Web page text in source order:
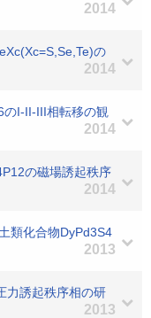
2014
の
2014
I-II-III相転移の観
2014
の磁場誘起秩序
2014
類化合物DyPd3S4
2013
力誘起秩序相の研
2013